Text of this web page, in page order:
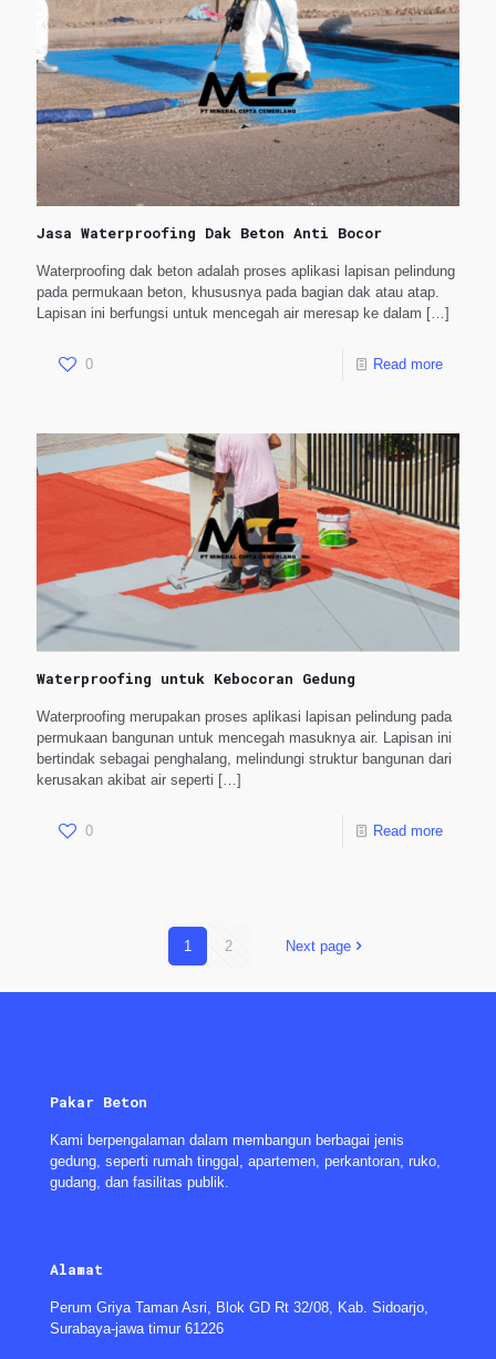
Jasa Waterproofing Dak Beton Anti Bocor
Waterproofing dak beton adalah proses aplikasi lapisan pelindung
pada permukaan beton, khususnya pada bagian dak atau atap.
Lapisan ini berfungsi untuk mencegah air meresap ke dalam […]
0 Read more
Waterproofing untuk Kebocoran Gedung
Waterproofing merupakan proses aplikasi lapisan pelindung pada
permukaan bangunan untuk mencegah masuknya air. Lapisan ini
bertindak sebagai penghalang, melindungi struktur bangunan dari
kerusakan akibat air seperti […]
0 Read more
1 2 Next page
Pakar Beton
Kami berpengalaman dalam membangun berbagai jenis
gedung, seperti rumah tinggal, apartemen, perkantoran, ruko,
gudang, dan fasilitas publik.
Alamat
Perum Griya Taman Asri, Blok GD Rt 32/08, Kab. Sidoarjo,
Surabaya-jawa timur 61226